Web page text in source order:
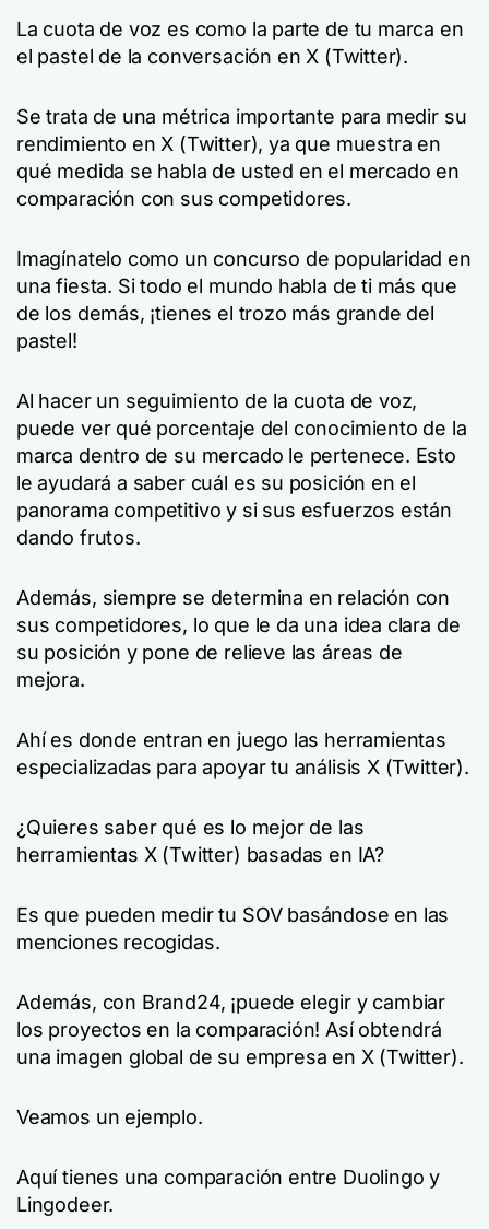
La cuota de voz es como la parte de tu marca en
el pastel de la conversación en X (Twitter).
Se trata de una métrica importante para medir su
rendimiento en X (Twitter), ya que muestra en
qué medida se habla de usted en el mercado en
comparación con sus competidores.
Imagínatelo como un concurso de popularidad en
una fiesta. Si todo el mundo habla de ti más que
de los demás, ¡tienes el trozo más grande del
pastel!
Al hacer un seguimiento de la cuota de voz,
puede ver qué porcentaje del conocimiento de la
marca dentro de su mercado le pertenece. Esto
le ayudará a saber cuál es su posición en el
panorama competitivo y si sus esfuerzos están
dando frutos.
Además, siempre se determina en relación con
sus competidores, lo que le da una idea clara de
su posición y pone de relieve las áreas de
mejora.
Ahí es donde entran en juego las herramientas
especializadas para apoyar tu análisis X (Twitter).
¿Quieres saber qué es lo mejor de las
herramientas X (Twitter) basadas en IA?
Es que pueden medir tu SOV basándose en las
menciones recogidas.
Además, con Brand24, ¡puede elegir y cambiar
los proyectos en la comparación! Así obtendrá
una imagen global de su empresa en X (Twitter).
Veamos un ejemplo.
Aquí tienes una comparación entre Duolingo y
Lingodeer.